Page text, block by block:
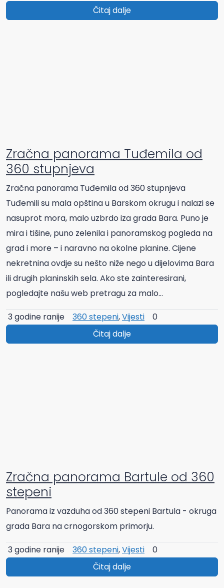
Čitaj dalje
Zračna panorama Tuđemila od
360 stupnjeva
Zračna panorama Tuđemila od 360 stupnjeva
Tuđemili su mala opština u Barskom okrugu i nalazi se
nasuprot mora, malo uzbrdo iza grada Bara. Puno je
mira i tišine, puno zelenila i panoramskog pogleda na
grad i more – i naravno na okolne planine. Cijene
nekretnina ovdje su nešto niže nego u dijelovima Bara
ili drugih planinskih sela. Ako ste zainteresirani,
pogledajte našu web pretragu za malo...
3 godine ranije 360 stepeni,Vijesti
0
Čitaj dalje
Zračna panorama Bartule od 360
stepeni
Panorama iz vazduha od 360 stepeni Bartula - okruga
grada Bara na crnogorskom primorju.
3 godine ranije 360 stepeni,Vijesti
0
Čitaj dalje